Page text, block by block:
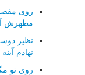
روی
مظهرش
نظیر
نهادم
روی تو